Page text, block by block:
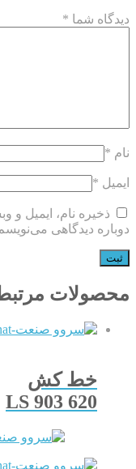
دیدگاه شما *
نام *
ایمیل *
ذخیره نام، ایمیل و
دوباره دیدگاهی
محصولات
خط کش
LS 903 620